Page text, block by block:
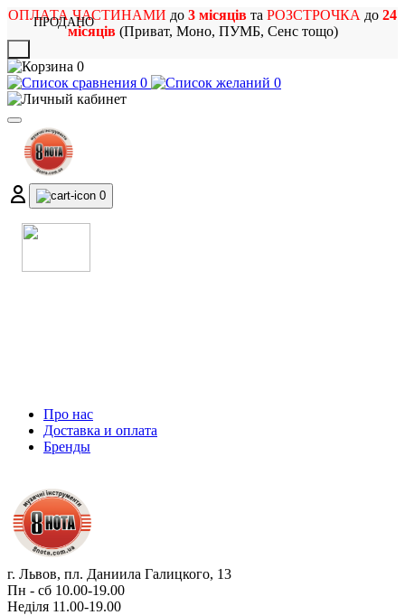
ОПЛАТА ЧАСТИНАМИ до 3 місяців та РОЗСТРОЧКА до 24
місяців(Приват, Моно, ПУМБ, Сенс тощо)
0
0
0
0
Про нас
Доставка и оплата
Бренды
г. Львов, пл. Даниила Галицкого, 13
Пн - сб 10.00-19.00
Неділя 11.00-19.00
ПРОДАНО